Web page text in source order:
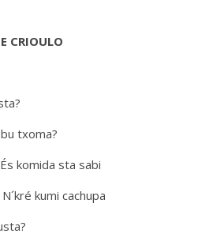
CRIOULO
txoma?
komida sta sabi
kumi cachupa